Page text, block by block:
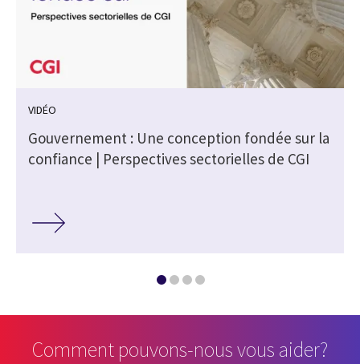
VIDÉO
Gouvernement : Une conception fondée sur la
confiance | Perspectives sectorielles de CGI
Comment pouvons-nous vous aider?